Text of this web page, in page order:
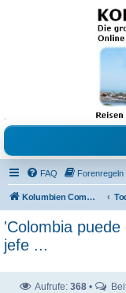
grosse Forum
Freunde
Reisen, Auswandern, Kultur,
Austausch, Erfahrungen und
FAQ Forenregeln
Kolumbien Community
'Colombia
jefe ...
Aufrufe: 368 •